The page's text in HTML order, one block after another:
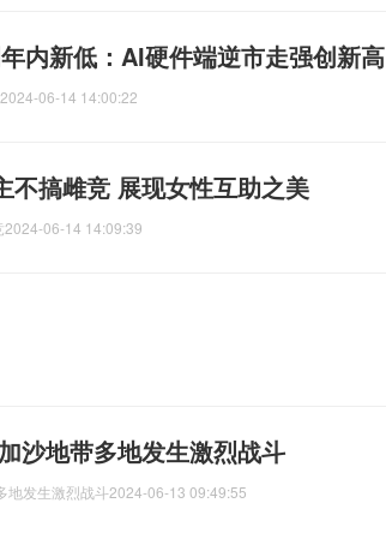
内新低：AI硬件端逆市走强创新高
2024-06-14 14:00:22
不搞雌竞 展现女性互助之美
2024-06-14 14:09:39
沙地带多地发生激烈战斗
地发生激烈战斗2024-06-13 09:49:55